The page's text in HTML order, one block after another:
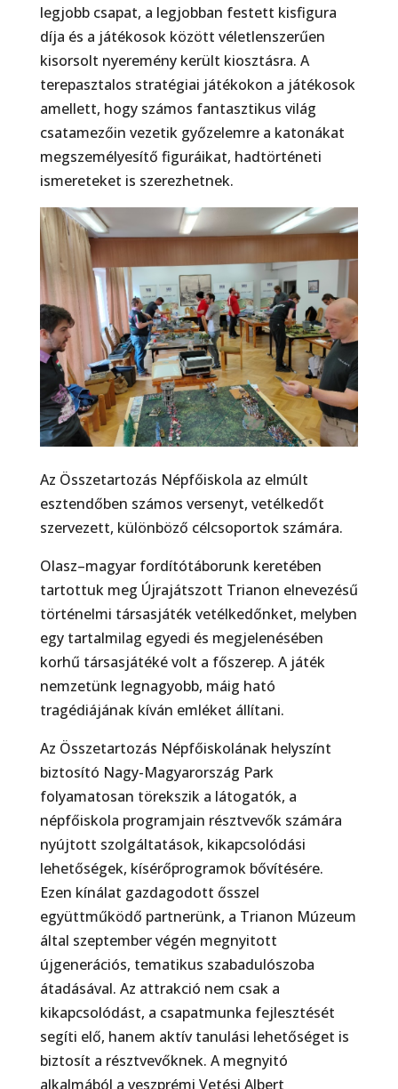
legjobb csapat, a legjobban festett kisfigura
díja és a játékosok között véletlenszerűen
kisorsolt nyeremény került kiosztásra. A
terepasztalos stratégiai játékokon a játékosok
amellett, hogy számos fantasztikus világ
csatamezőin vezetik győzelemre a katonákat
megszemélyesítő figuráikat, hadtörténeti
ismereteket is szerezhetnek.
Az Összetartozás Népfőiskola az elmúlt
esztendőben számos versenyt, vetélkedőt
szervezett, különböző célcsoportok számára.
Olasz–magyar fordítótáborunk keretében
tartottuk meg Újrajátszott Trianon elnevezésű
történelmi társasjáték vetélkedőnket, melyben
egy tartalmilag egyedi és megjelenésében
korhű társasjátéké volt a főszerep. A játék
nemzetünk legnagyobb, máig ható
tragédiájának kíván emléket állítani.
Az Összetartozás Népfőiskolának helyszínt
biztosító Nagy-Magyarország Park
folyamatosan törekszik a látogatók, a
népfőiskola programjain résztvevők számára
nyújtott szolgáltatások, kikapcsolódási
lehetőségek, kísérőprogramok bővítésére.
Ezen kínálat gazdagodott ősszel
együttműködő partnerünk, a Trianon Múzeum
által szeptember végén megnyitott
újgenerációs, tematikus szabadulószoba
átadásával. Az attrakció nem csak a
kikapcsolódást, a csapatmunka fejlesztését
segíti elő, hanem aktív tanulási lehetőséget is
biztosít a résztvevőknek. A megnyitó
alkalmából a veszprémi Vetési Albert